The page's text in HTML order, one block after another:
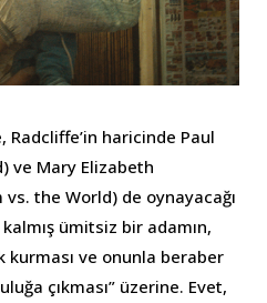
Radcliffe’in haricinde Paul
ve Mary Elizabeth
the World) de oynayacağı
ümitsiz bir adamın,
kurması ve onunla beraber
çıkması” üzerine. Evet,